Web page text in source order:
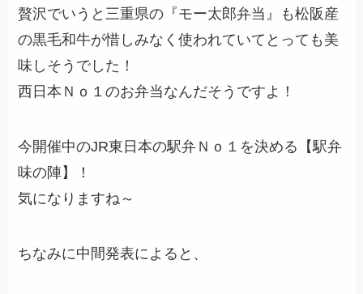
贅沢でいうと三重県の『モー太郎弁当』も松阪産
の黒毛和牛が惜しみなく使われていてとっても美
味しそうでした！
西日本Ｎｏ１のお弁当なんだそうですよ！
今開催中のJR東日本の駅弁Ｎｏ１を決める【駅弁
味の陣】！
気になりますね～
ちなみに中間発表によると、